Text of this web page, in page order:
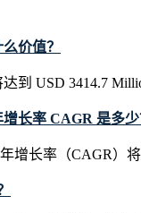
价值？
到 USD 3414.7
增长率 CAGR 是多
增长率（CAGR）